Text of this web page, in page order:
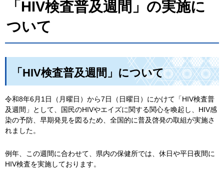
「HIV検査普及週間」の実施に
ついて
「HIV検査普及週間」について
令和8年6月1日（月曜日）から7日（日曜日）にかけて「HIV検査普
及週間」として、国民のHIVやエイズに関する関心を喚起し、HIV感
染の予防、早期発見を図るため、全国的に普及啓発の取組が実施さ
れました。
例年、この週間に合わせて、県内の保健所では、休日や平日夜間に
HIV検査を実施しております。